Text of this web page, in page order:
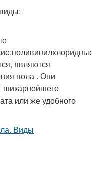
являются
пола . Они
шикарнейшего
или же удобного